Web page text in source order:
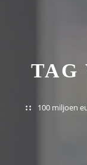
TAG
100 miljoen